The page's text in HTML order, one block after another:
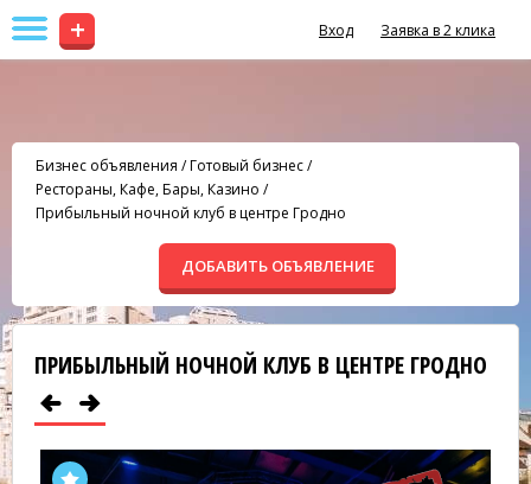
+ Вход Заявка в 2 клика
Бизнес объявления /Готовый бизнес/
Рестораны, Кафе, Бары, Казино /
Прибыльный ночной клуб в центре Гродно
ДОБАВИТЬ ОБЪЯВЛЕНИЕ
ПРИБЫЛЬНЫЙ НОЧНОЙ КЛУБ В ЦЕНТРЕ ГРОДНО